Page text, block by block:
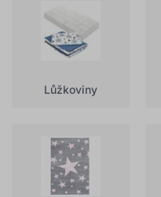
Lůžkoviny